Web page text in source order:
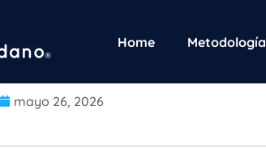
Home Metodología
mayo 26, 2026